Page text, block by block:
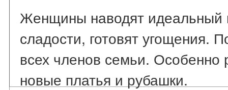
Женщины наводят идеальный
сладости, готовят угощения.
всех членов семьи.
новые платья и рубашки.